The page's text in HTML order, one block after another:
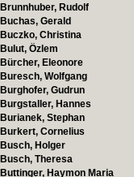
Brunnhuber, Rudolf
Buchas, Gerald
Buczko, Christina
Bulut, Özlem
Bürcher, Eleonore
Buresch, Wolfgang
Burghofer, Gudrun
Burgstaller, Hannes
Burianek, Stephan
Burkert, Cornelius
Busch, Holger
Busch, Theresa
Buttinger, Haymon Maria